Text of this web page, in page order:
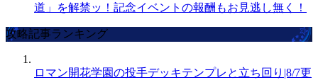
道」を解禁ッ！記念イベントの報酬もお見逃し無く！
攻略記事ランキング
ロマン開花学園の投手デッキテンプレと立ち回り|8/7更